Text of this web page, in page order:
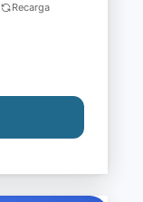
Recarga